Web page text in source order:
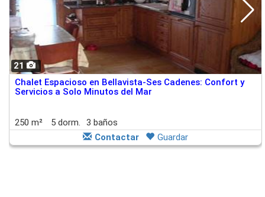
21
Chalet Espacioso en Bellavista-Ses Cadenes: Confort y
Servicios a Solo Minutos del Mar
250 m² 5 dorm.
3 baños
Contactar
Guardar